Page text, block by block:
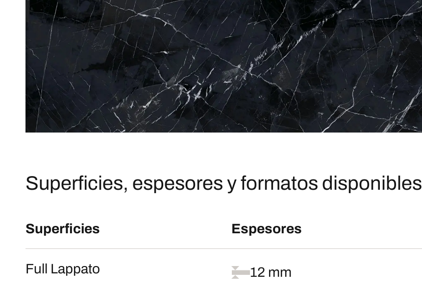
Superficies, espesores y formatos disponibles
Superficies Espesores
Full Lappato 12 mm